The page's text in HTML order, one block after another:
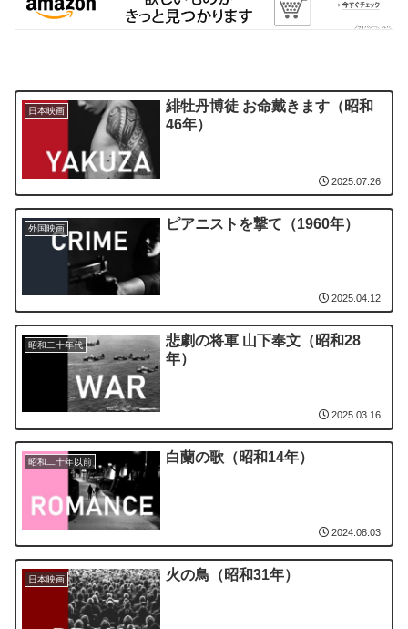
日本映画
緋牡丹博徒 お命戴きます（昭和
46年）
2025.07.26
外国映画 ピアニストを撃て（1960年）
2025.04.12
昭和二十年代
悲劇の将軍 山下奉文（昭和28
年）
2025.03.16
昭和二十年以前 白蘭の歌（昭和14年）
2024.08.03
日本映画 火の鳥（昭和31年）